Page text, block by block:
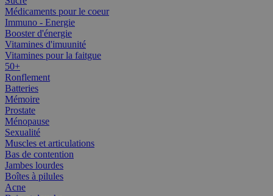
Médicaments pour le coeur
Immuno - Energie
Booster d'énergie
Vitamines d'imuunité
Vitamines pour la faitgue
50+
Ronflement
Batteries
Mémoire
Prostate
Ménopause
Sexualité
Muscles et articulations
Bas de contention
Jambes lourdes
Boîtes à pilules
Acne